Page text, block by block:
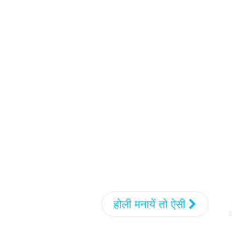
होली मनायें तो ऐसी